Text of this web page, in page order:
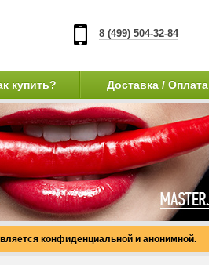
8 (499) 504-32-84
купить? Доставка / Оплата
конфиденциальной и анонимной.